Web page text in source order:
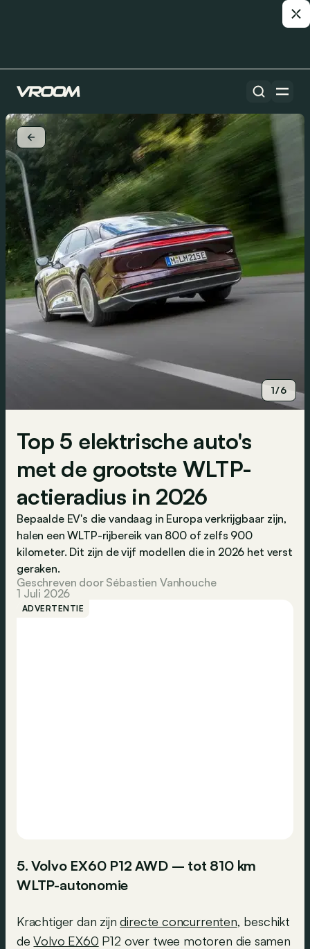
1/6
Top 5 elektrische auto's
met de grootste WLTP-
actieradius in 2026
Bepaalde EV's die vandaag in Europa verkrijgbaar zijn,
halen een WLTP-rijbereik van 800 of zelfs 900
kilometer. Dit zijn de vijf modellen die in 2026 het verst
geraken.
Geschreven door Sébastien Vanhouche
1 Juli 2026
ADVERTENTIE
5. Volvo EX60 P12 AWD – tot 810 km
WLTP-autonomie
Krachtiger dan zijndirecte concurrenten, beschikt
deVolvo EX60 P12 over twee motoren die samen